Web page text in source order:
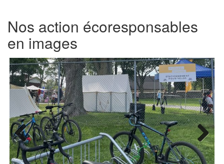
Nos action écoresponsables
en images
Previo
us
Next